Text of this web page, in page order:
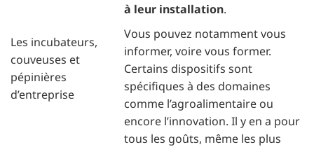
Les incubateurs,
couveuses et
pépinières
d’entreprise
à leur installation.
Vous pouvez notamment vous
informer, voire vous former.
Certains dispositifs sont
spécifiques à des domaines
comme l’agroalimentaire ou
encore l’innovation. Il y en a pour
tous les goûts, même les plus